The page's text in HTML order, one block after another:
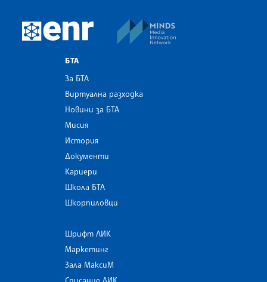
European Newsroom
БТА
За БТА
Виртуална разходка
Новини за БТА
Мисия
История
Документи
Кариери
Школа БТА
Шкорпиловци
Шрифт ЛИК
Маркетинг
Зала МаксиМ
Списание ЛИК